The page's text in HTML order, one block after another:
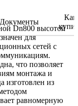
Документы
Как
Dn800 высотой
для
сетей с
что позволяет
монтажа и
изготовлен из
равномерную